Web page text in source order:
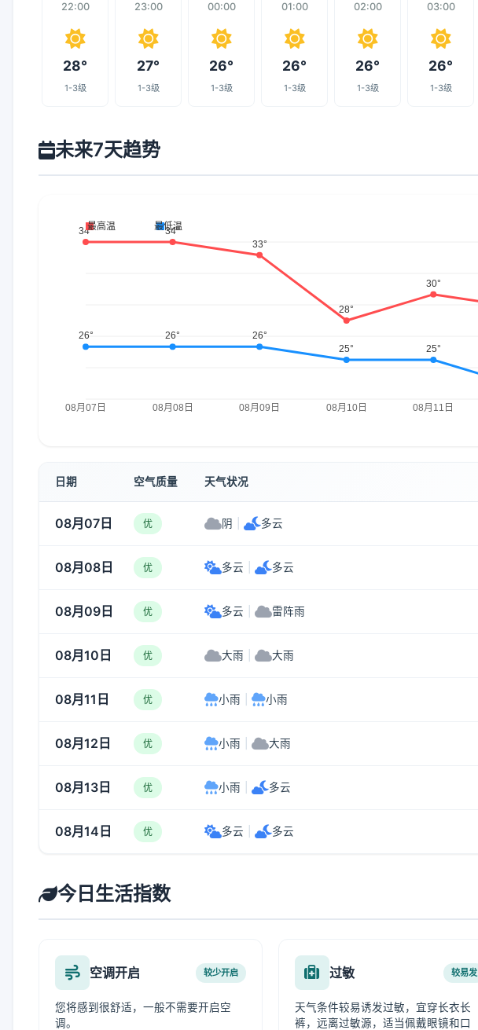
22:00
28°
1-3级
23:00
27°
1-3级
00:00
26°
1-3级
01:00
26°
1-3级
02:00
26°
1-3级
03:00
26°
1-3级
未来7天趋势
日期 空气质量 天气状况
08月07日 优 阴 多云
08月08日 优 多云 多云
08月09日 优 多云 雷阵雨
08月10日 优 大雨 大雨
08月11日 优 小雨 小雨
08月12日 优 小雨 大雨
08月13日 优 小雨 多云
08月14日 优 多云 多云
今日生活指数
空调开启 较少开启
您将感到很舒适，一般不需要开启空
调。
过敏 较易发
天气条件较易诱发过敏，宜穿长衣长
裤，远离过敏源，适当佩戴眼镜和口